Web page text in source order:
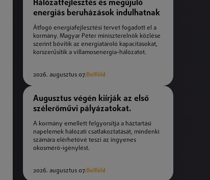
Hálózatfejlesztés és megújuló
energiás beruházások indulhatnak
Átfogó energiafejlesztési tervet fogadott el a
kormány. Magyar Péter miniszterelnök közlése
szerint bővítik az energiatároló kapacitásokat,
korszerűsítik a villamosenergia-hálózatot.
2026. augusztus 07.Belföld
Augusztus végén kiírják az első
szélerőművi pályázatokat.
A kormány emellett felgyorsítja a háztartási
napelemek hálózati csatlakoztatását, mindenki
számára elérhetővé teszi az ingyenes
okosmérő-igénylést.
2026. augusztus 07.Belföld